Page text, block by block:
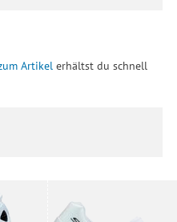
Artikel erhältst du schnell